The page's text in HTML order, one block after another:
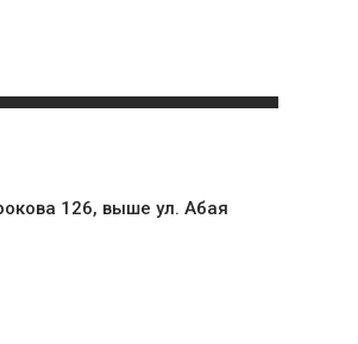
126, выше ул. Абая